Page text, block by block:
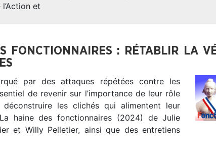
et
FONCTIONNAIRES : RÉTABLIR LA
par des attaques répétées contre les
de revenir sur l’importance de leur rôle
les clichés qui alimentent leur
haine des fonctionnaires (2024) de Julie
et Willy Pelletier, ainsi que des entretiens